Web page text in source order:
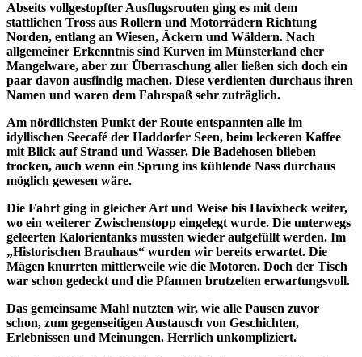
Abseits vollgestopfter Ausflugsrouten ging es mit dem
stattlichen Tross aus Rollern und Motorrädern Richtung
Norden, entlang an Wiesen, Äckern und Wäldern. Nach
allgemeiner Erkenntnis sind Kurven im Münsterland eher
Mangelware, aber zur Überraschung aller ließen sich doch ein
paar davon ausfindig machen. Diese verdienten durchaus ihren
Namen und waren dem Fahrspaß sehr zuträglich.
Am nördlichsten Punkt der Route entspannten alle im
idyllischen Seecafé der Haddorfer Seen, beim leckeren Kaffee
mit Blick auf Strand und Wasser. Die Badehosen blieben
trocken, auch wenn ein Sprung ins kühlende Nass durchaus
möglich gewesen wäre.
Die Fahrt ging in gleicher Art und Weise bis Havixbeck weiter,
wo ein weiterer Zwischenstopp eingelegt wurde. Die unterwegs
geleerten Kalorientanks mussten wieder aufgefüllt werden. Im
„Historischen Brauhaus“ wurden wir bereits erwartet. Die
Mägen knurrten mittlerweile wie die Motoren. Doch der Tisch
war schon gedeckt und die Pfannen brutzelten erwartungsvoll.
Das gemeinsame Mahl nutzten wir, wie alle Pausen zuvor
schon, zum gegenseitigen Austausch von Geschichten,
Erlebnissen und Meinungen. Herrlich unkompliziert.